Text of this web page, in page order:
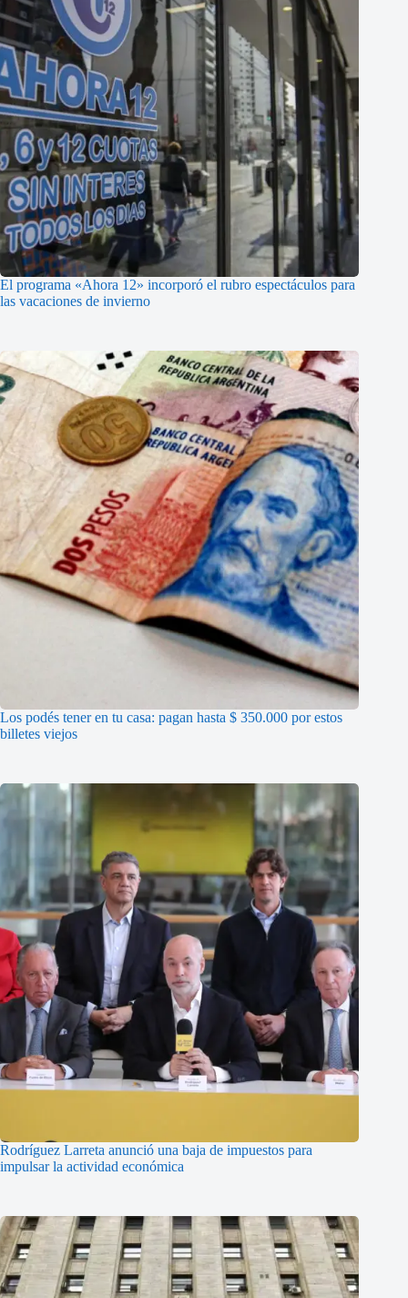
El programa «Ahora 12» incorporó el rubro espectáculos para
las vacaciones de invierno
Los podés tener en tu casa: pagan hasta $ 350.000 por estos
billetes viejos
Rodríguez Larreta anunció una baja de impuestos para
impulsar la actividad económica